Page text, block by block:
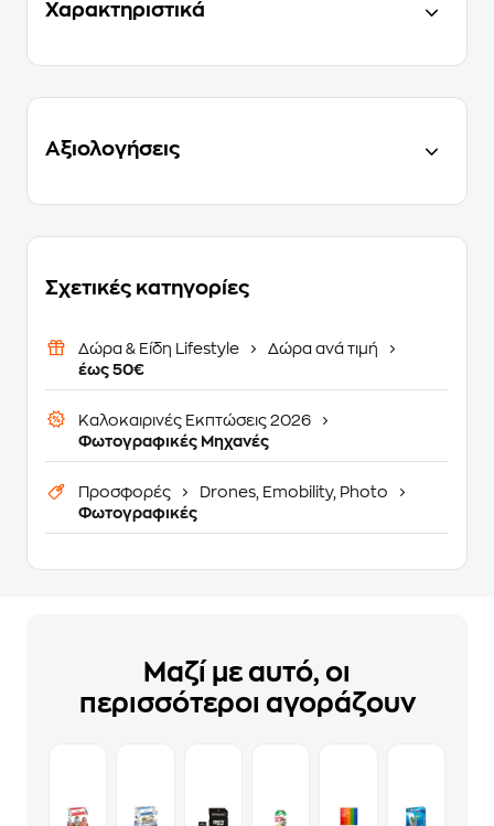
Χαρακτηριστικά
Αξιολογήσεις
Σχετικές κατηγορίες
Δώρα & Είδη Lifestyle
Δώρα ανά τιμή
έως 50€
Καλοκαιρινές Εκπτώσεις 2026
Φωτογραφικές Μηχανές
Προσφορές
Drones, Emobility, Photo
Φωτογραφικές
Μαζί με αυτό, οι
περισσότεροι αγοράζουν